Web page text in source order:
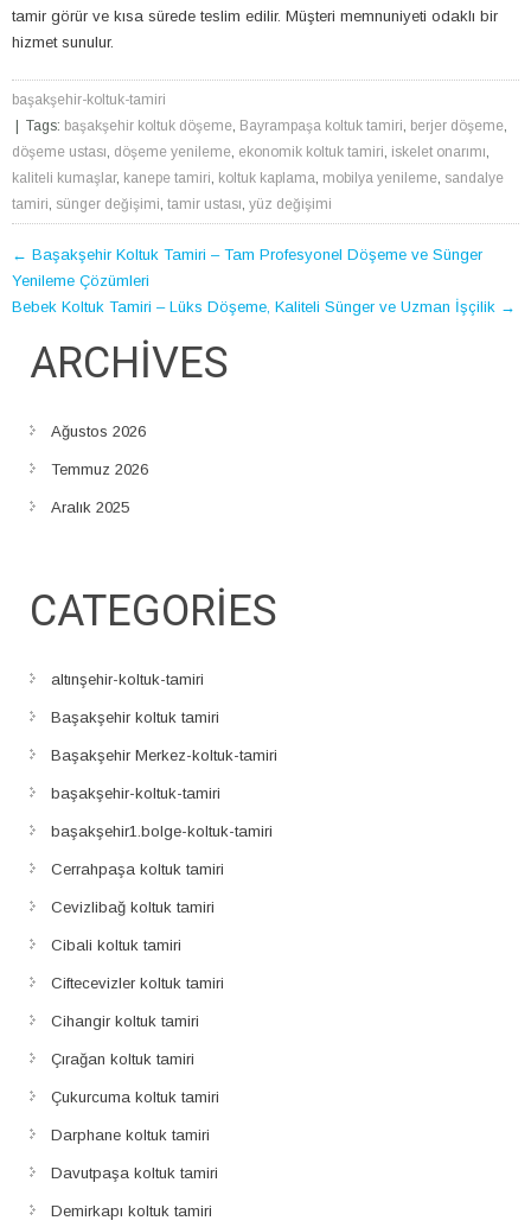
tamir görür ve kısa sürede teslim edilir. Müşteri memnuniyeti odaklı bir
hizmet sunulur.
başakşehir-koltuk-tamiri
| Tags: başakşehir koltuk döşeme, Bayrampaşa koltuk tamiri, berjer döşeme,
döşeme ustası, döşeme yenileme, ekonomik koltuk tamiri, iskelet onarımı,
kaliteli kumaşlar, kanepe tamiri, koltuk kaplama, mobilya yenileme, sandalye
tamiri, sünger değişimi, tamir ustası, yüz değişimi
POST
NAVIGATION
← Başakşehir Koltuk Tamiri – Tam Profesyonel Döşeme ve Sünger
Yenileme Çözümleri
Bebek Koltuk Tamiri – Lüks Döşeme, Kaliteli Sünger ve Uzman İşçilik →
ARCHIVES
Ağustos 2026
Temmuz 2026
Aralık 2025
CATEGORIES
altınşehir-koltuk-tamiri
Başakşehir koltuk tamiri
Başakşehir Merkez-koltuk-tamiri
başakşehir-koltuk-tamiri
başakşehir1.bolge-koltuk-tamiri
Cerrahpaşa koltuk tamiri
Cevizlibağ koltuk tamiri
Cibali koltuk tamiri
Ciftecevizler koltuk tamiri
Cihangir koltuk tamiri
Çırağan koltuk tamiri
Çukurcuma koltuk tamiri
Darphane koltuk tamiri
Davutpaşa koltuk tamiri
Demirkapı koltuk tamiri